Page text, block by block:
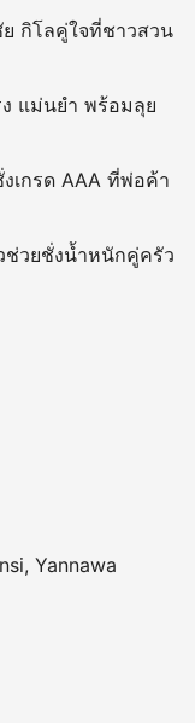
กิโลคู่ใจที่ชาวสวน
แม่นยำ พร้อมลุย
งเกรด AAA ที่พ่อค้า
ช่วยชั่งน้ำหนักคู่ครัว
Yannawa